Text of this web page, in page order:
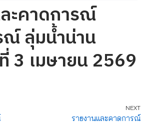
ะคาดการณ์
ลุ่มน้ำน่าน
3 เมษายน 2569
NEXT
รายงานและคาดการณ์